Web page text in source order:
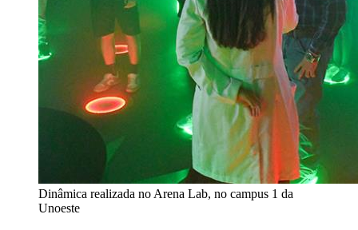
Dinâmica realizada no Arena Lab, no campus 1 da
Unoeste